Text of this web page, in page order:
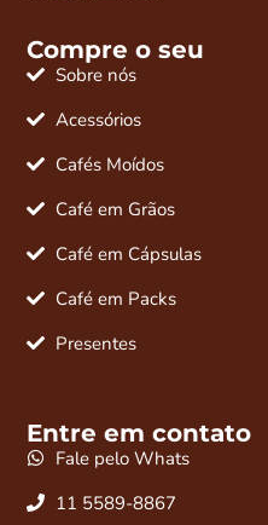
Compre o seu
Sobre nós
Acessórios
Cafés Moídos
Café em Grãos
Café em Cápsulas
Café em Packs
Presentes
Entre em contato
Fale pelo Whats
11 5589-8867